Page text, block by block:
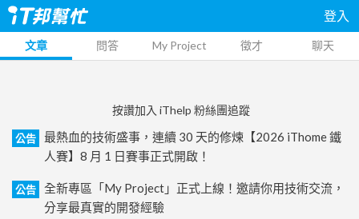
登入
文章 問答 My Project 徵才 聊天
按讚加入 iThelp 粉絲團追蹤
公告
最熱血的技術盛事，連續 30 天的修煉【2026 iThome 鐵
人賽】8 月 1 日賽事正式開啟！
公告
全新專區「My Project」正式上線！邀請你用技術交流，
分享最真實的開發經驗